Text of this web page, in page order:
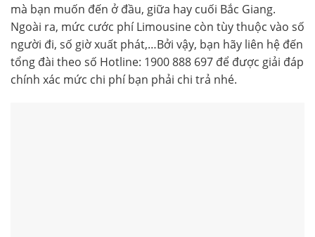
mà bạn muốn đến ở đầu, giữa hay cuối Bắc Giang.
Ngoài ra, mức cước phí Limousine còn tùy thuộc vào số
người đi, số giờ xuất phát,…Bởi vậy, bạn hãy liên hệ đến
tổng đài theo số Hotline: 1900 888 697 để được giải đáp
chính xác mức chi phí bạn phải chi trả nhé.